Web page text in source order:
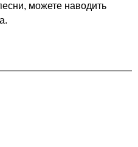
можете наводить